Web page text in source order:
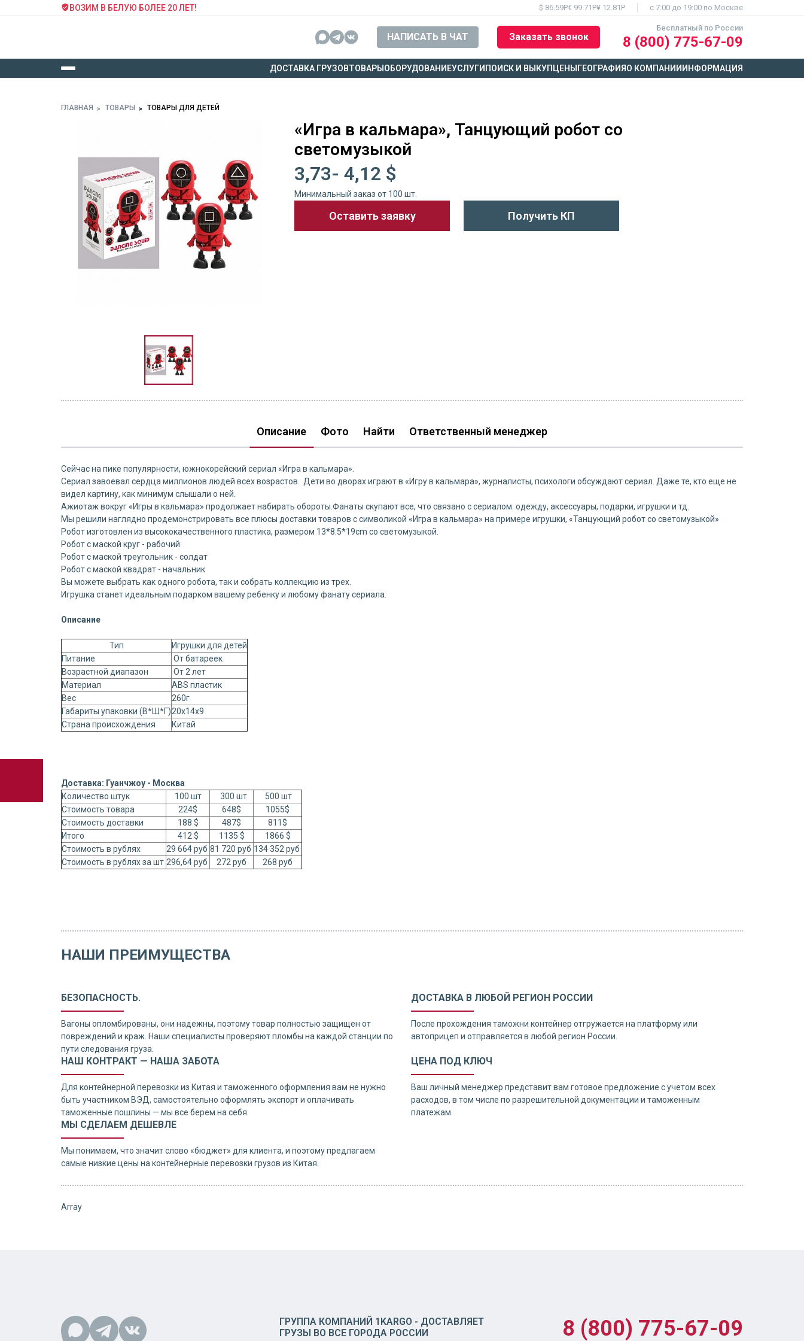
ВОЗИМ В БЕЛУЮ БОЛЕЕ 20 ЛЕТ! $ 86.59Р€ 99.71Р¥ 12.81Р c 7:00 до 19:00 по Москве
НАПИСАТЬ В ЧАТ Заказать звонок
Бесплатный по России
8 (800) 775-67-09
ДОСТАВКА ГРУЗОВТОВАРЫ ОБОРУДОВАНИЕУСЛУГИ ПОИСК И ВЫКУП ЦЕНЫ ГЕОГРАФИЯО КОМПАНИИ ИНФОРМАЦИЯ
ГЛАВНАЯ ТОВАРЫ ТОВАРЫ ДЛЯ ДЕТЕЙ
«Игра в кальмара», Танцующий робот со
светомузыкой
3,73- 4,12 $
Минимальный заказ от 100 шт.
Оставить заявку Получить КП
Описание Фото Найти Ответственный менеджер
Сейчас на пике популярности, южнокорейский сериал «Игра в кальмара».
Сериал завоевал сердца миллионов людей всех возрастов. Дети во дворах играют в «Игру в кальмара», журналисты, психологи обсуждают сериал. Даже те, кто еще не
видел картину, как минимум слышали о ней.
Ажиотаж вокруг «Игры в кальмара» продолжает набирать обороты.Фанаты скупают все, что связано с сериалом: одежду, аксессуары, подарки, игрушки и тд.
Мы решили наглядно продемонстрировать все плюсы доставки товаров с символикой «Игра в кальмара» на примере игрушки, «Танцующий робот со светомузыкой»
Робот изготовлен из высококачественного пластика, размером 13*8.5*19cm со светомузыкой.
Робот с маской круг - рабочий
Робот с маской треугольник - солдат
Робот с маской квадрат - начальник
Вы можете выбрать как одного робота, так и собрать коллекцию из трех.
Игрушка станет идеальным подарком вашему ребенку и любому фанату сериала.
Описание
Тип
Игрушки для детей
Питание
От батареек
Возрастной диапазон
От 2 лет
Материал
ABS пластик
Вес
260г
Габариты упаковки (В*Ш*Г)20х14х9
Страна происхождения
Китай
Доставка: Гуанчжоу - Москва
Количество штук
100 шт 300 шт
500 шт
Стоимость товара
224$ 648$
1055$
Стоимость доставки
188 $ 487$
811$
Итого
412 $ 1135 $
1866 $
Стоимость в рублях
29 664 руб 81 720 руб 134 352 руб
Стоимость в рублях за шт 296,64 руб 272 руб 268 руб
НАШИ ПРЕИМУЩЕСТВА
БЕЗОПАСНОСТЬ.
Вагоны опломбированы, они надежны, поэтому товар полностью защищен от
повреждений и краж. Наши специалисты проверяют пломбы на каждой станции по
пути следования груза.
ДОСТАВКА В ЛЮБОЙ РЕГИОН РОССИИ
После прохождения таможни контейнер отгружается на платформу или
автоприцеп и отправляется в любой регион России.
НАШ КОНТРАКТ — НАША ЗАБОТА
Для контейнерной перевозки из Китая и таможенного оформления вам не нужно
быть участником ВЭД, самостоятельно оформлять экспорт и оплачивать
таможенные пошлины — мы все берем на себя.
ЦЕНА ПОД КЛЮЧ
Ваш личный менеджер представит вам готовое предложение с учетом всех
расходов, в том числе по разрешительной документации и таможенным
платежам.
МЫ СДЕЛАЕМ ДЕШЕВЛЕ
Мы понимаем, что значит слово «бюджет» для клиента, и поэтому предлагаем
самые низкие цены на контейнерные перевозки грузов из Китая.
Array
ГРУППА КОМПАНИЙ 1KARGO - ДОСТАВЛЯЕТ
ГРУЗЫ ВО ВСЕ ГОРОДА РОССИИ
8 (800) 775-67-09